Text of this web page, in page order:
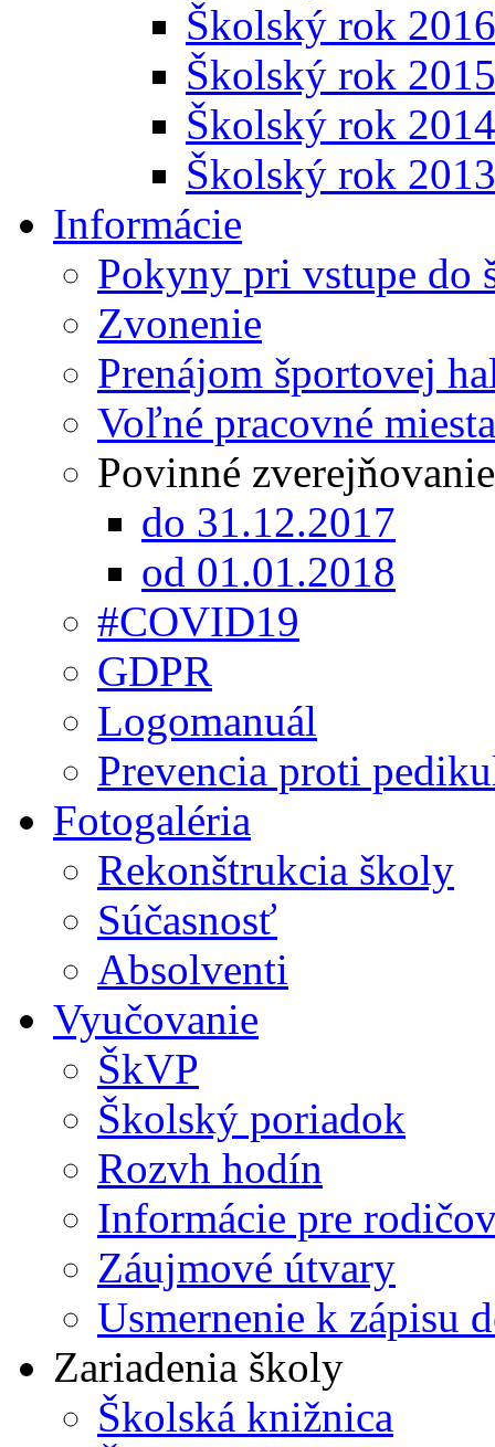
Školský rok
Školský rok
Školský rok
Školský rok
Informácie
Pokyny pri vstupe do
Zvonenie
Prenájom športovej
Voľné pracovné miesta
Povinné zverejňovanie
do 31.12.2017
od 01.01.2018
#COVID19
GDPR
Logomanuál
Prevencia proti
Fotogaléria
Rekonštrukcia školy
Súčasnosť
Absolventi
Vyučovanie
ŠkVP
Školský poriadok
Rozvh hodín
Informácie pre
Záujmové útvary
Usmernenie k zápisu
Zariadenia školy
Školská knižnica